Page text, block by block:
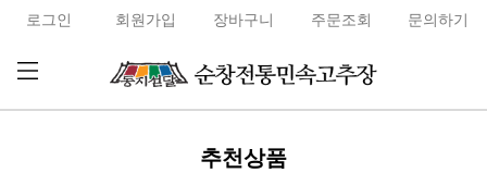
로그인 회원가입 장바구니 주문조회 문의하기
추천상품